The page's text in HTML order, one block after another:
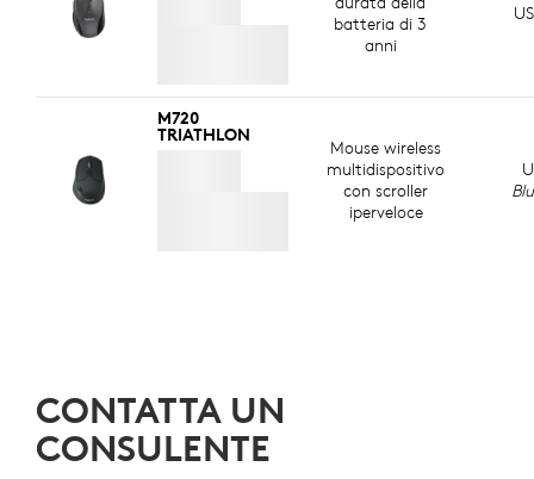
batteria di 3
anni
M720
TRIATHLON
Mouse wireless
multidispositivo
con scroller
iperveloce
CONTATTA UN
CONSULENTE